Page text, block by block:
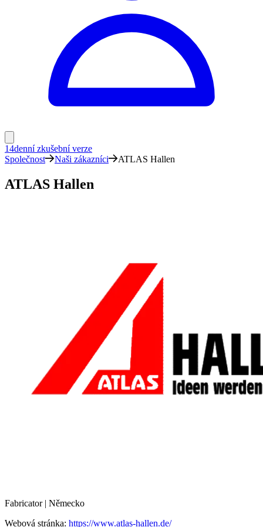
14denní zkušební verze
Společnost
Naši zákazníci ATLAS Hallen
ATLAS Hallen
Fabricator | Německo
Webová stránka: https://www.atlas-hallen.de/